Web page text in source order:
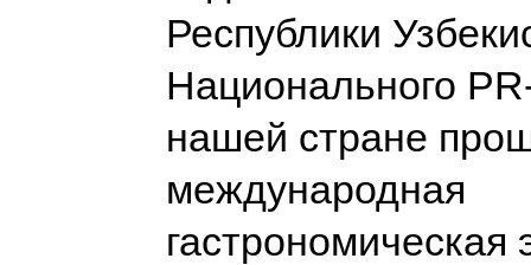
Республики
Национального
нашей стране
международная
гастрономическая